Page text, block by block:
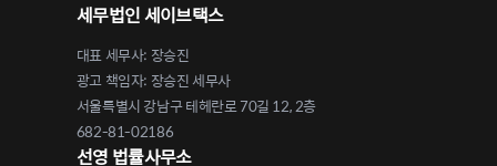
세무법인 세이브택스
대표 세무사: 장승진
광고 책임자: 장승진 세무사
서울특별시 강남구 테헤란로 70길 12, 2층
682-81-02186
선영 법률사무소